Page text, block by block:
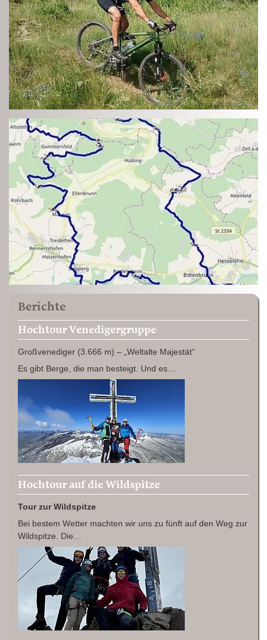
Berichte
Hochtour Venedigergruppe
Großvenediger (3.666 m) – „Weltalte Majestät“
Es gibt Berge, die man besteigt. Und es…
Hochtour auf die Wildspitze
Tour zur Wildspitze
Bei bestem Wetter machten wir uns zu fünft auf den Weg zur
Wildspitze. Die…